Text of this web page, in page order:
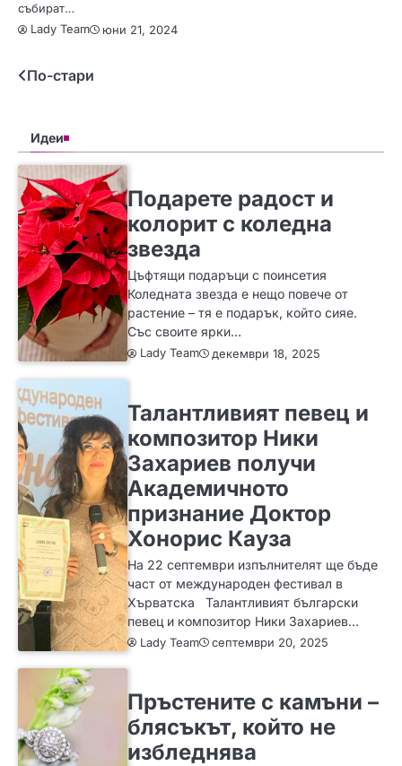
събират…
Lady Team
юни 21, 2024
Навигация
По-стари
Идеи
Подарете радост и
колорит с коледна
звезда
Цъфтящи подаръци с поинсетия
Коледната звезда е нещо повече от
растение – тя е подарък, който сияе.
Със своите ярки…
Lady Team декември 18, 2025
Талантливият певец и
композитор Ники
Захариев получи
Академичното
признание Доктор
Хонорис Кауза
На 22 септември изпълнителят ще бъде
част от международен фестивал в
Хърватска Талантливият български
певец и композитор Ники Захариев…
Lady Team септември 20, 2025
Пръстените с камъни –
блясъкът, който не
избледнява